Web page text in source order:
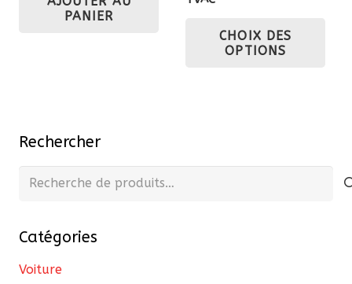
326,70 €.
PANIER
CHOIX DES
OPTIONS
Rechercher
Recherche
Catégories
Voiture